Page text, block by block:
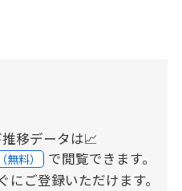
移データは📈
無料） で閲覧できます。
ご登録いただけます。